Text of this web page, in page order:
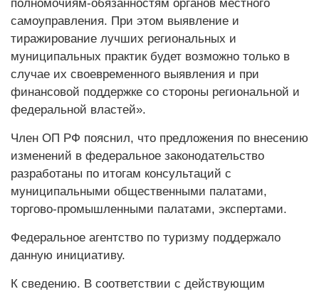
полномочиям-обязанностям органов местного
самоуправления. При этом выявление и
тиражирование лучших региональных и
муниципальных практик будет возможно только в
случае их своевременного выявления и при
финансовой поддержке со стороны региональной и
федеральной властей».
Член ОП РФ пояснил, что предложения по внесению
изменений в федеральное законодательство
разработаны по итогам консультаций с
муниципальными общественными палатами,
торгово-промышленными палатами, экспертами.
Федеральное агентство по туризму поддержало
данную инициативу.
К сведению. В соответствии с действующим